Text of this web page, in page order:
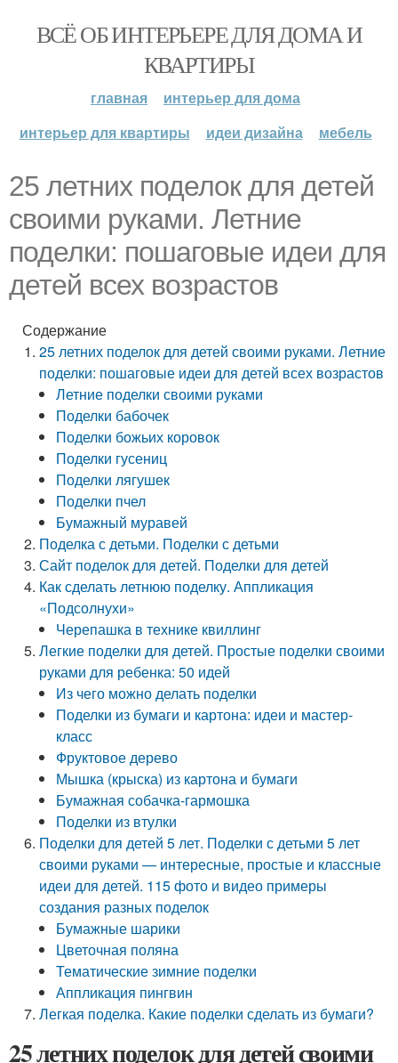
ВСЁ ОБ ИНТЕРЬЕРЕ ДЛЯ ДОМА И
КВАРТИРЫ
главная
интерьер для дома
интерьер для квартиры
идеи дизайна мебель
25 летних поделок для детей
своими руками. Летние
поделки: пошаговые идеи для
детей всех возрастов
Содержание
25 летних поделок для детей своими руками. Летние
поделки: пошаговые идеи для детей всех возрастов
Летние поделки своими руками
Поделки бабочек
Поделки божьих коровок
Поделки гусениц
Поделки лягушек
Поделки пчел
Бумажный муравей
Поделка с детьми. Поделки с детьми
Сайт поделок для детей. Поделки для детей
Как сделать летнюю поделку. Аппликация
«Подсолнухи»
Черепашка в технике квиллинг
Легкие поделки для детей. Простые поделки своими
руками для ребенка: 50 идей
Из чего можно делать поделки
Поделки из бумаги и картона: идеи и мастер-
класс
Фруктовое дерево
Мышка (крыска) из картона и бумаги
Бумажная собачка-гармошка
Поделки из втулки
Поделки для детей 5 лет. Поделки с детьми 5 лет
своими руками — интересные, простые и классные
идеи для детей. 115 фото и видео примеры
создания разных поделок
Бумажные шарики
Цветочная поляна
Тематические зимние поделки
Аппликация пингвин
Легкая поделка. Какие поделки сделать из бумаги?
25 летних поделок для детей своими